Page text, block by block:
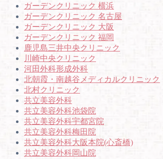
ガーデンクリニック 横浜
ガーデンクリニック 名古屋
ガーデンクリニック 大阪
ガーデンクリニック 福岡
鹿児島三井中央クリニック
川崎中央クリニック
河田外科形成外科
北朝霞・南越谷メディカルクリニック
北村クリニック
共立美容外科
共立美容外科池袋院
共立美容外科宇都宮院
共立美容外科梅田院
共立美容外科大阪本院(心斎橋)
共立美容外科岡山院